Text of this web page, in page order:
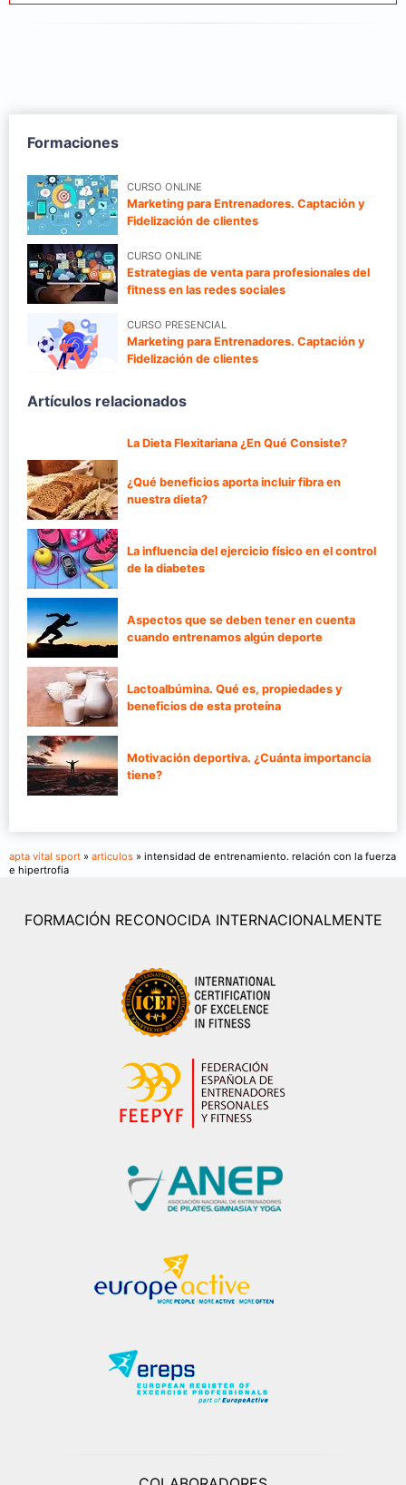
Formaciones
CURSO ONLINE
Marketing para Entrenadores. Captación y
Fidelización de clientes
CURSO ONLINE
Estrategias de venta para profesionales del
fitness en las redes sociales
CURSO PRESENCIAL
Marketing para Entrenadores. Captación y
Fidelización de clientes
Artículos relacionados
La Dieta Flexitariana ¿En Qué Consiste?
¿Qué beneficios aporta incluir fibra en
nuestra dieta?
La influencia del ejercicio físico en el control
de la diabetes
Aspectos que se deben tener en cuenta
cuando entrenamos algún deporte
Lactoalbúmina. Qué es, propiedades y
beneficios de esta proteína
Motivación deportiva. ¿Cuánta importancia
tiene?
apta vital sport » articulos » intensidad de entrenamiento. relación con la fuerza
e hipertrofia
FORMACIÓN RECONOCIDA INTERNACIONALMENTE